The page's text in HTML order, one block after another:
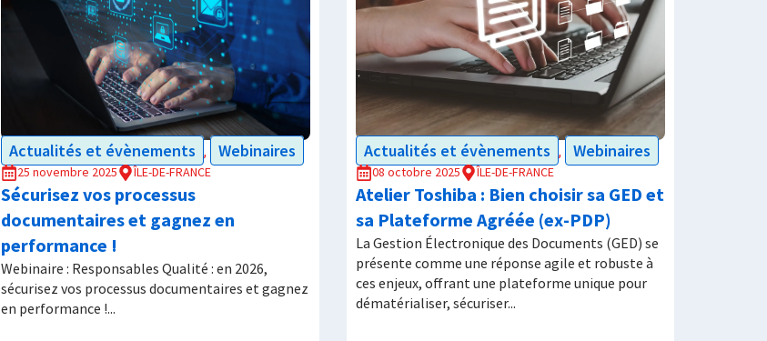
Actualités et évènements , Webinaires
25 novembre 2025 ÎLE-DE-FRANCE
Sécurisez vos processus
documentaires et gagnez en
performance !
Webinaire : Responsables Qualité : en 2026,
sécurisez vos processus documentaires et gagnez
en performance !...
Actualités et évènements , Webinaires
08 octobre 2025 ÎLE-DE-FRANCE
Atelier Toshiba : Bien choisir sa GED et
sa Plateforme Agréée (ex-PDP)
La Gestion Électronique des Documents (GED) se
présente comme une réponse agile et robuste à
ces enjeux, offrant une plateforme unique pour
dématérialiser, sécuriser...